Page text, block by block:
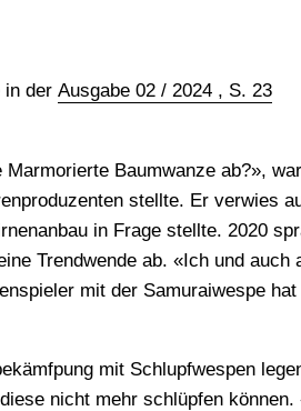
in der Ausgabe 02 / 2024 , S. 23
Baumwanze ab?»,
stellte. Er verwies
in Frage stellte. 2020
Trendwende ab. «Ich und
mit der Samuraiwespe
mit Schlupfwespen
nicht mehr schlüpfen